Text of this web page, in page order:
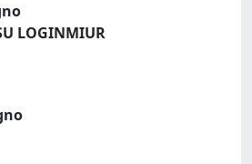
LOGINMIUR